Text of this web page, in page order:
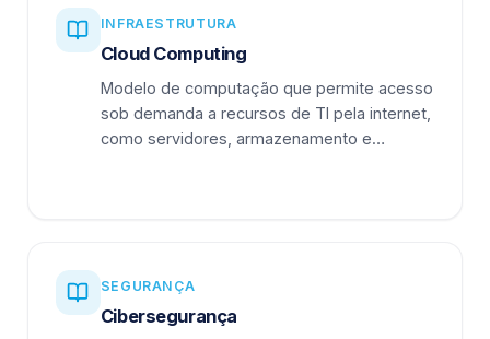
INFRAESTRUTURA
Cloud Computing
Modelo de computação que permite acesso
sob demanda a recursos de TI pela internet,
como servidores, armazenamento e
SEGURANÇA
Cibersegurança